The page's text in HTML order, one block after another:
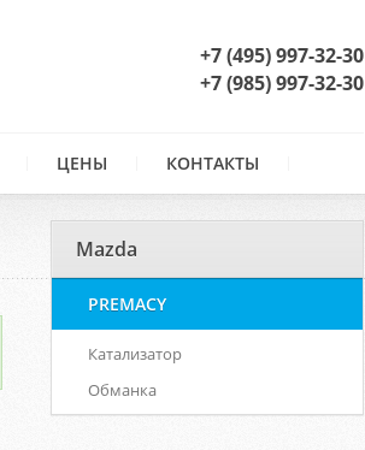
+7 (495) 997-32-30
+7 (985) 997-32-30
ЦЕНЫ КОНТАКТЫ
Mazda
PREMACY
Катализатор
Обманка